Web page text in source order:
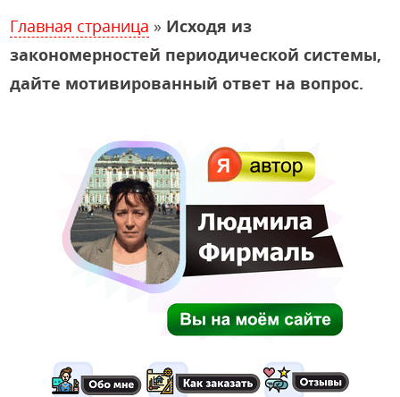
Главная страница » Исходя из
закономерностей периодической системы,
дайте мотивированный ответ на вопрос.